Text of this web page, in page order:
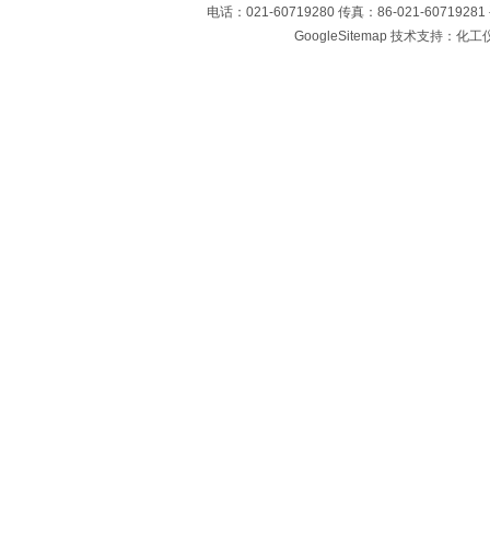
电话：021-60719280 传真：86-021-
GoogleSitemap技术支持：化工